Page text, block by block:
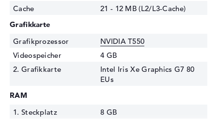
Cache
21 - 12 MB (L2/L3-Cache)
Grafikkarte
Grafikprozessor
NVIDIA T550
Videospeicher
4 GB
2. Grafikkarte
Intel Iris Xe Graphics G7 80
EUs
RAM
1. Steckplatz
8 GB